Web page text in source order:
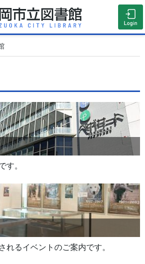
。
れるイベントのご案内です。